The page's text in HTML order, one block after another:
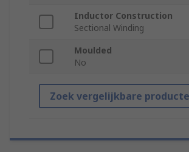
Inductor Construction
Sectional Winding
Moulded
No
Zoek vergelijkbare